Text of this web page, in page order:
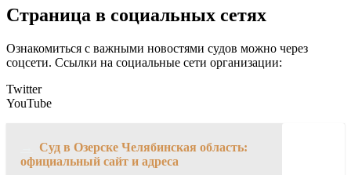
Страница в социальных сетях
Ознакомиться с важными новостями судов можно через
соцсети. Ссылки на социальные сети организации:
Twitter
YouTube
Суд в Озерске Челябинская область:
официальный сайт и адреса